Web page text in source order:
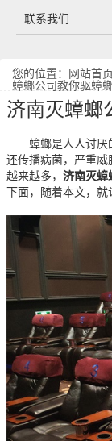
联系我们
您的位置： 网站首页
蟑螂公司教你驱蟑
济南灭蟑螂
蟑螂是人人讨厌
还传播病菌，严重
越来越多， 济南灭蟑
下面，随着本文，就